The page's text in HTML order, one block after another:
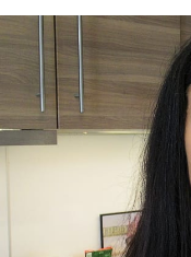
Témata
Recepty
TV Program